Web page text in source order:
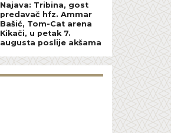
Najava: Tribina, gost
predavač hfz. Ammar
Bašić, Tom-Cat arena
Kikači, u petak 7.
augusta poslije akšama